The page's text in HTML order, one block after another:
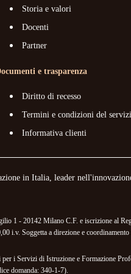
Storia e valori
Docenti
Partner
e trasparenza
Diritto di recesso
Termini e condizioni del
Informativa clienti
in Italia, leader
1 - 20142 Milano C.F. e iscrizione al
i.v. Soggetta a direzione e
i Servizi di Istruzione e Formazione
domanda: 340-1-7).